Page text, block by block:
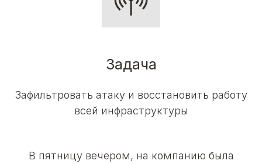
Задача
Зафильтровать атаку и восстановить работу
всей инфраструктуры
В пятницу вечером, на компанию была